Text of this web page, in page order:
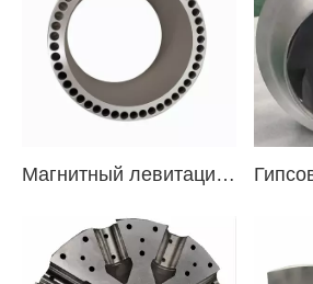
Магнитный левитационный поток охлаждения Поток алюминиевый сплав 6061 с тремя осью обрабатывающую центр с ЧПУ